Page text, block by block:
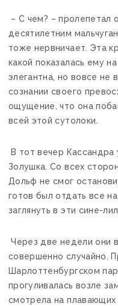
– С чем? – пролепетал
десятилетним
тоже нервничает. Эта
какой показалась ему
элегантна, но вовсе не
сознании своего
ощущение, что она
всей этой сутолоки.
В тот вечер Кассандра
Золушка. Со всех
Дольф не смог
готов был отдать все
заглянуть в эти сине-
Через две недели они
совершенно случайно.
Шарлоттенбургском
прогуливалась возле
смотрела на плавающих